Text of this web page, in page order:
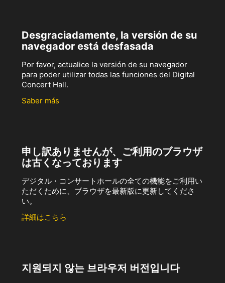
Desgraciadamente, la versión de su
navegador está desfasada
Por favor, actualice la versión de su navegador
para poder utilizar todas las funciones del Digital
Concert Hall.
Saber más
申し訳ありませんが、ご利用のブラウザ
は古くなっております
デジタル・コンサートホールの全ての機能をご利用い
ただくために、ブラウザを最新版に更新してくださ
い。
詳細はこちら
지원되지 않는 브라우저 버전입니다